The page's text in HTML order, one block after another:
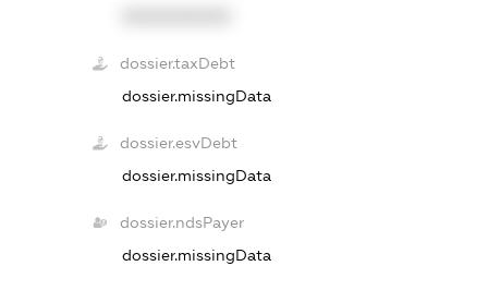
dossier.taxDebt
dossier.missingData
dossier.esvDebt
dossier.missingData
dossier.ndsPayer
dossier.missingData